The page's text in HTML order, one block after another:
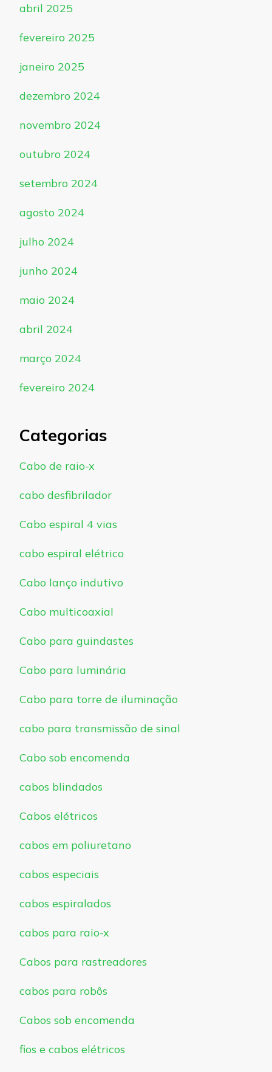
abril 2025
fevereiro 2025
janeiro 2025
dezembro 2024
novembro 2024
outubro 2024
setembro 2024
agosto 2024
julho 2024
junho 2024
maio 2024
abril 2024
março 2024
fevereiro 2024
Categorias
Cabo de raio-x
cabo desfibrilador
Cabo espiral 4 vias
cabo espiral elétrico
Cabo lanço indutivo
Cabo multicoaxial
Cabo para guindastes
Cabo para luminária
Cabo para torre de iluminação
cabo para transmissão de sinal
Cabo sob encomenda
cabos blindados
Cabos elétricos
cabos em poliuretano
cabos especiais
cabos espiralados
cabos para raio-x
Cabos para rastreadores
cabos para robôs
Cabos sob encomenda
fios e cabos elétricos